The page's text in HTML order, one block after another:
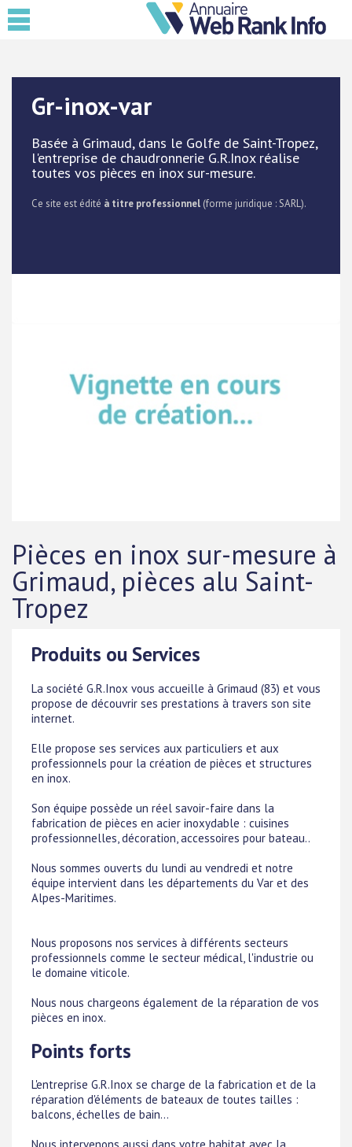
Gr-inox-var
Basée à Grimaud, dans le Golfe de Saint-Tropez,
l'entreprise de chaudronnerie G.R.Inox réalise
toutes vos pièces en inox sur-mesure.
Ce site est édité à titre professionnel (forme juridique : SARL).
Pièces en inox sur-mesure à
Grimaud, pièces alu Saint-
Tropez
Produits ou Services
La société G.R.Inox vous accueille à Grimaud (83) et vous
propose de découvrir ses prestations à travers son site
internet.
Elle propose ses services aux particuliers et aux
professionnels pour la création de pièces et structures
en inox.
Son équipe possède un réel savoir-faire dans la
fabrication de pièces en acier inoxydable : cuisines
professionnelles, décoration, accessoires pour bateau..
Nous sommes ouverts du lundi au vendredi et notre
équipe intervient dans les départements du Var et des
Alpes-Maritimes.
Nous proposons nos services à différents secteurs
professionnels comme le secteur médical, l'industrie ou
le domaine viticole.
Nous nous chargeons également de la réparation de vos
pièces en inox.
Points forts
L'entreprise G.R.Inox se charge de la fabrication et de la
réparation d'éléments de bateaux de toutes tailles :
balcons, échelles de bain...